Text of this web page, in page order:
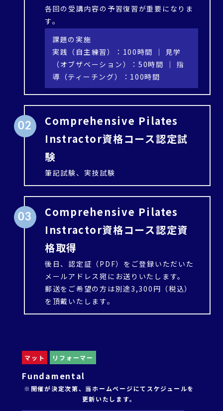
各回の受講内容の予習復習が重要になりま
す。
課題の実施
実践（自主練習）：100時間 ｜ 見学
（オブザベーション）：50時間 ｜ 指
導（ティーチング）：100時間
02
Comprehensive Pilates
Instractor資格コース認定試
験
筆記試験、実技試験
03
Comprehensive Pilates
Instractor資格コース認定資
格取得
後日、認定証（PDF）をご登録いただいた
メールアドレス宛にお送りいたします。
郵送をご希望の方は別途3,300円（税込）
を頂戴いたします。
マット リフォーマー
Fundamental
※開催が決定次第、当ホームページにてスケジュールを
更新いたします。